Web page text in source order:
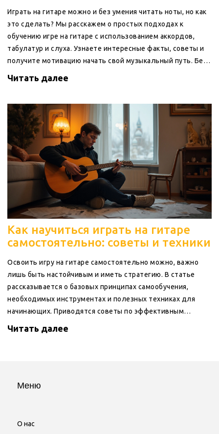
Играть на гитаре можно и без умения читать ноты, но как
это сделать? Мы расскажем о простых подходах к
обучению игре на гитаре с использованием аккордов,
табулатур и слуха. Узнаете интересные факты, советы и
получите мотивацию начать свой музыкальный путь. Без
Читать далее
Как научиться играть на гитаре
самостоятельно: советы и техники
Освоить игру на гитаре самостоятельно можно, важно
лишь быть настойчивым и иметь стратегию. В статье
рассказывается о базовых принципах самообучения,
необходимых инструментах и полезных техниках для
начинающих. Приводятся советы по эффективным
методам обучения и преодолению трудностей, с
которыми сталкиваются новички при изучении гитары.
Читать далее
Меню
О нас